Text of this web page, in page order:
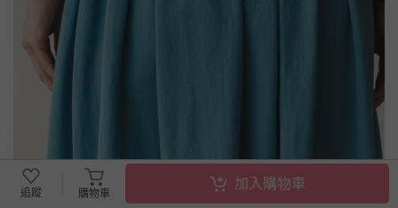
追蹤 購物車
加入購物車